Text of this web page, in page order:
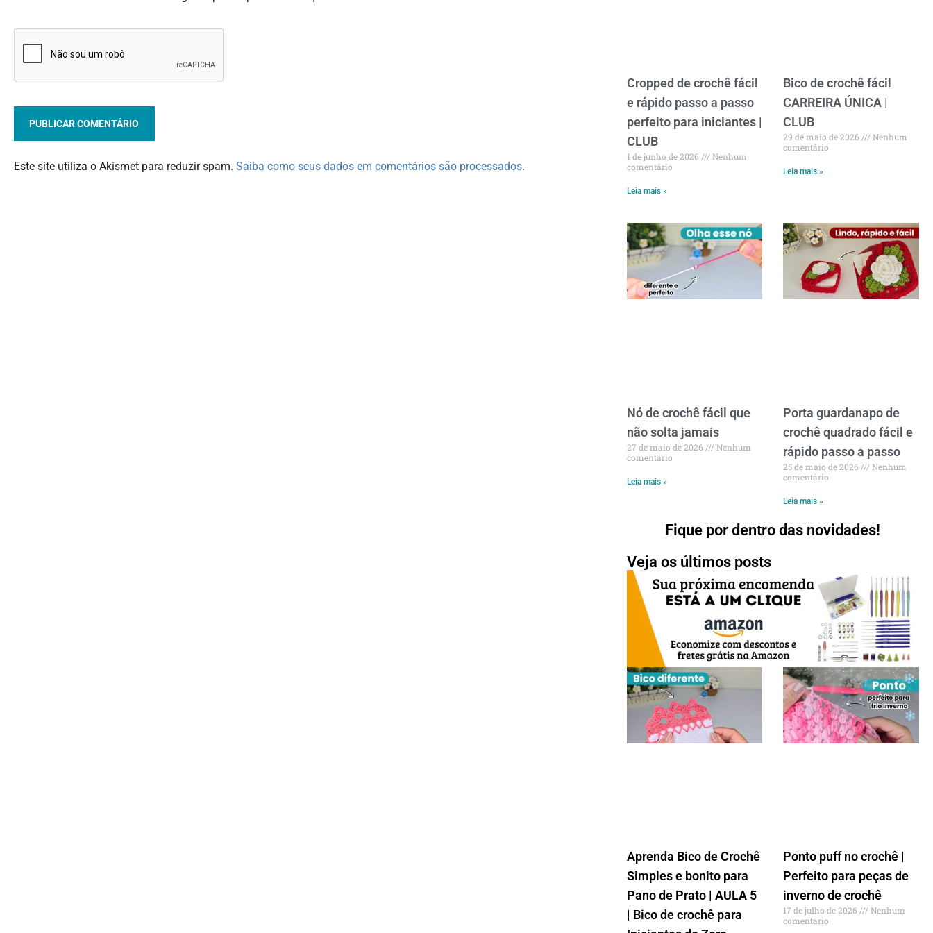
Cropped de crochê fácil
e rápido passo a passo
perfeito para iniciantes |
CLUB
1 de junho de 2026
Nenhum
comentário
Leia mais »
Bico de crochê fácil
CARREIRA ÚNICA |
CLUB
29 de maio de 2026
Nenhum
comentário
Leia mais »
Nó de crochê fácil que
não solta jamais
27 de maio de 2026
Nenhum
comentário
Leia mais »
Porta guardanapo de
crochê quadrado fácil e
rápido passo a passo
25 de maio de 2026
Nenhum
comentário
Leia mais »
Fique por dentro das novidades!
Veja os últimos posts
Aprenda Bico de Crochê
Simples e bonito para
Pano de Prato | AULA 5
| Bico de crochê para
Ponto puff no crochê |
Perfeito para peças de
inverno de crochê
17 de julho de 2026
Nenhum
comentário
Este site utiliza o Akismet para reduzir spam.Saiba como seus dados em comentários são processados.